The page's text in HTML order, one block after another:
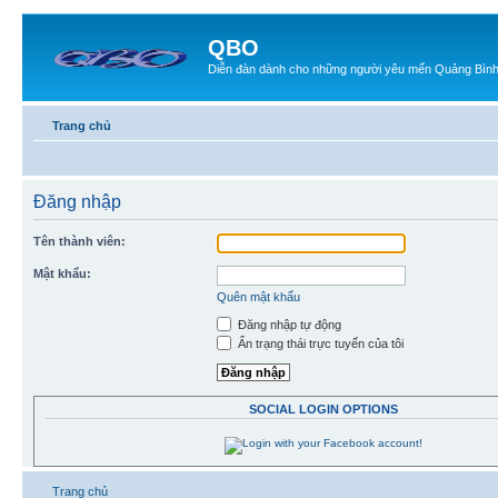
QBO
Diễn đàn dành cho những người yêu mến Quảng Bình
Trang chủ
Đăng nhập
Tên thành viên:
Mật khẩu:
Quên mật khẩu
Đăng nhập tự động
Ẩn trạng thái trực tuyến của tôi
SOCIAL LOGIN OPTIONS
Trang chủ